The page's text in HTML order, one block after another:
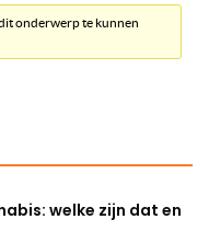
onderwerp te kunnen
welke zijn dat en